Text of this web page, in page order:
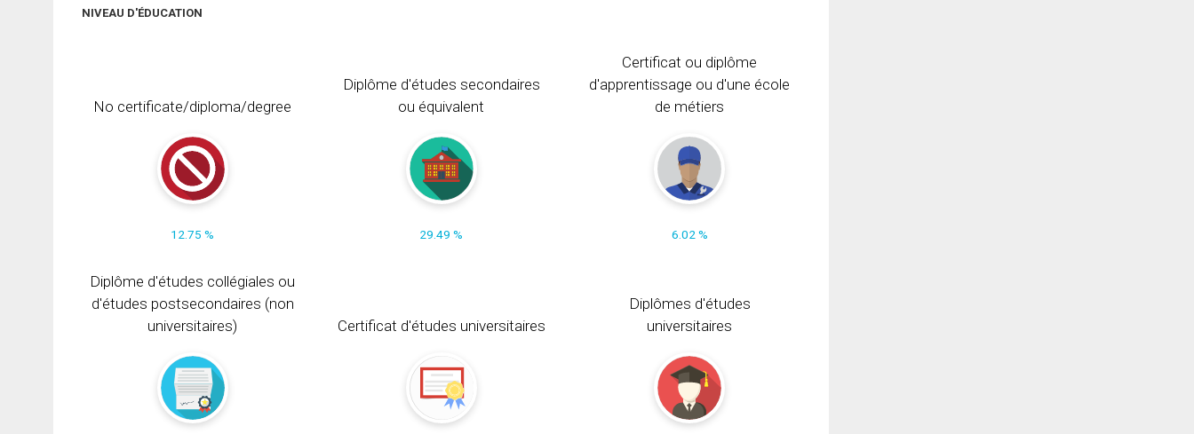
NIVEAU D'ÉDUCATION
No certificate/diploma/degree
12.75 %
Diplôme d'études secondaires
ou équivalent
29.49 %
Certificat ou diplôme
d'apprentissage ou d'une école
de métiers
6.02 %
Diplôme d'études collégiales ou
d'études postsecondaires (non
universitaires)
Certificat d'études universitaires
Diplômes d'études
universitaires